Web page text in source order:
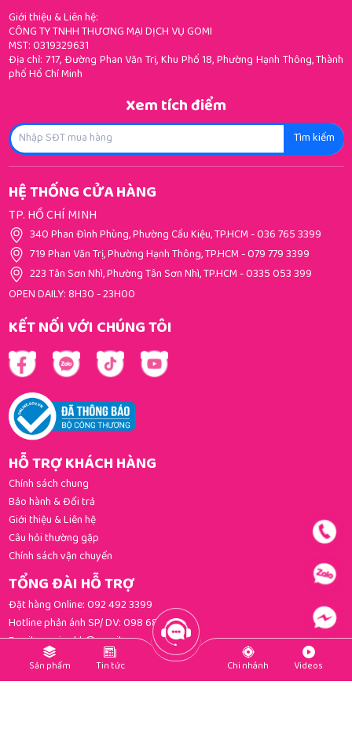
Giới thiệu & Liên hệ:
CÔNG TY TNHH THƯƠNG MẠI DỊCH VỤ GOMI
MST: 0319329631
Địa chỉ: 717, Đường Phan Văn Trị, Khu Phố 18, Phường Hạnh Thông, Thành
phố Hồ Chí Minh
Xem tích điểm
Tìm kiếm
HỆ THỐNG CỬA HÀNG
TP. HỒ CHÍ MINH
340 Phan Đình Phùng, Phường Cầu Kiệu, TP.HCM-036 765 3399
719 Phan Văn Trị, Phường Hạnh Thông, TP.HCM-079 779 3399
223 Tân Sơn Nhì, Phường Tân Sơn Nhì, TP.HCM-0335 053 399
OPEN DAILY: 8H30 - 23H00
KẾT NỐI VỚI CHÚNG TÔI
HỖ TRỢ KHÁCH HÀNG
Chính sách chung
Bảo hành & Đổi trả
Giới thiệu & Liên hệ
Câu hỏi thường gặp
Chính sách vận chuyển
TỔNG ĐÀI HỖ TRỢ
Đặt hàng Online:092 492 3399
Hotline phản ánh SP/ DV:098 681 3392
Email:gomi.cskh@gmail.com
PHƯƠNG THỨC THANH TOÁN
Sản phẩm Tin tức Chi nhánh Videos